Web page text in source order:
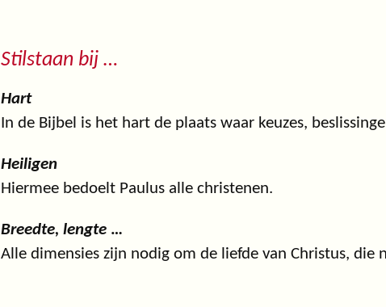
Stilstaan bij …
Hart
In de Bijbel is het hart de plaats waar keuzes,
Heiligen
Hiermee bedoelt Paulus alle christenen.
Breedte, lengte …
Alle dimensies zijn nodig om de liefde van Christus, die